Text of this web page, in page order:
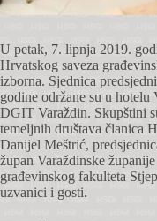
U petak, 7. lipnja 2019.
Hrvatskog saveza
izborna. Sjednica
godine održane su u hotelu
DGIT Varaždin. Skupštini
temeljnih društava članica
Danijel Meštrić,
župan Varaždinske
građevinskog fakulteta
uzvanici i gosti.